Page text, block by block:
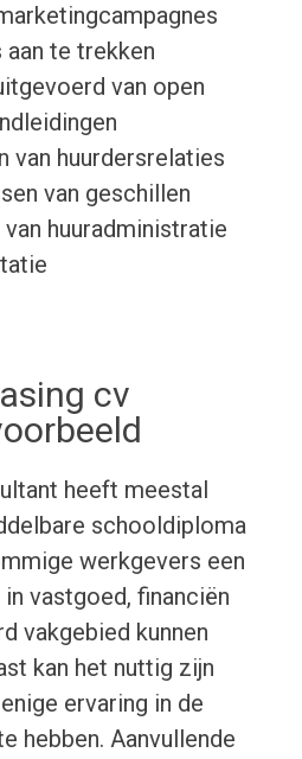
aan te trekken
van open
van huurdersrelaties
van geschillen
huuradministratie
cv
heeft meestal
schooldiploma
werkgevers een
vastgoed, financiën
vakgebied kunnen
kan het nuttig zijn
ervaring in de
hebben. Aanvullende